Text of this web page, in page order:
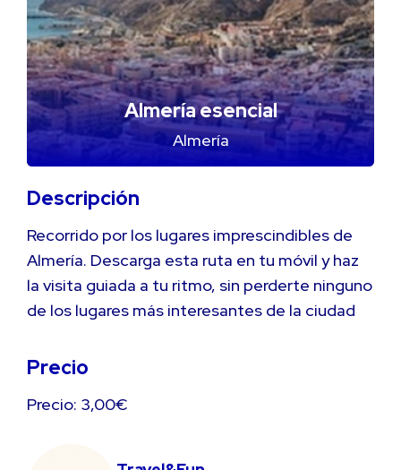
Almería esencial
Almería
Descripción
Recorrido por los lugares imprescindibles de
Almería. Descarga esta ruta en tu móvil y haz
la visita guiada a tu ritmo, sin perderte ninguno
de los lugares más interesantes de la ciudad
Precio
Precio: 3,00€